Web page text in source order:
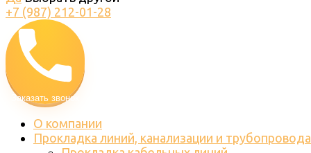
+7 (987) 212-01-28
Заказать звонок
О компании
Прокладка линий, канализации и трубопровода